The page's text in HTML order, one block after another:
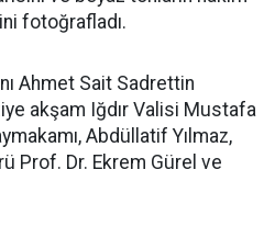
fotoğrafladı.
Ahmet Sait Sadrettin
akşam Iğdır Valisi Mustafa
Abdüllatif Yılmaz,
Prof. Dr. Ekrem Gürel ve